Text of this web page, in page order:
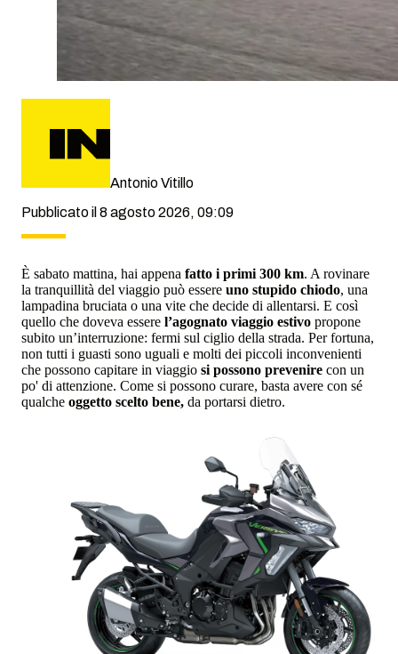
Antonio Vitillo
Pubblicato il 8 agosto 2026, 09:09
È sabato mattina, hai appena fatto i primi 300 km. A rovinare
la tranquillità del viaggio può essere uno stupido chiodo, una
lampadina bruciata o una vite che decide di allentarsi. E così
quello che doveva essere l’agognato viaggio estivo propone
subito un’interruzione: fermi sul ciglio della strada. Per fortuna,
non tutti i guasti sono uguali e molti dei piccoli inconvenienti
che possono capitare in viaggio si possono prevenire con un
po' di attenzione. Come si possono curare, basta avere con sé
qualche oggetto scelto bene, da portarsi dietro.